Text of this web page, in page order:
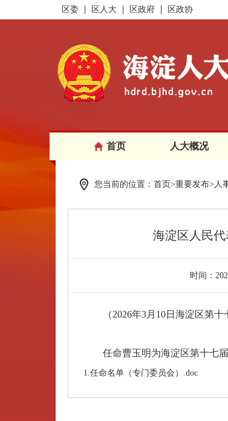
区委 区人大 区政府 区政协
首页 人大概况
您当前的位置：首页>重要发布>人
海淀区人民代
时间：
（2026年3月10日海淀区第
任命曹玉明为海淀区第十七届
1.任命名单（专门委员会）.doc